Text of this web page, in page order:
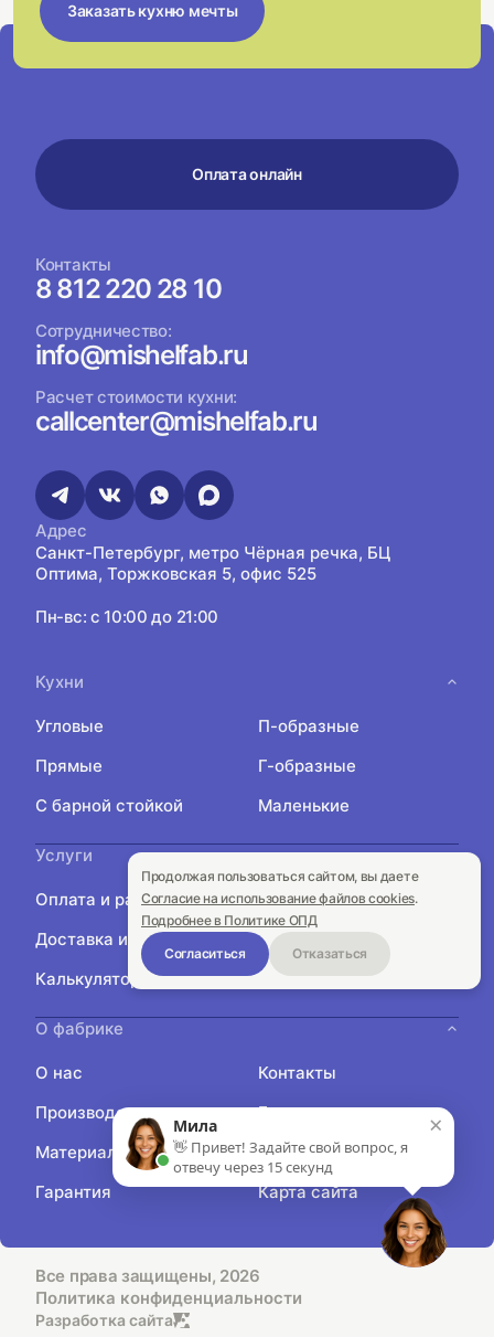
Заказать кухню мечты
Оплата онлайн
Контакты
8 812 220 28 10
Сотрудничество:
info@mishelfab.ru
Расчет стоимости кухни:
callcenter@mishelfab.ru
Адрес
Санкт-Петербург, метро Чёрная речка, БЦ
Оптима, Торжковская 5, офис 525
Пн-вс: с 10:00 до 21:00
Кухни
Угловые
П-образные
Прямые
Г-образные
С барной стойкой
Маленькие
Услуги
Оплата и рассрочка
Акции
Доставка и сборка
Замер
Калькулятор
Подбор кухни
О фабрике
О нас
Контакты
Производство
Блог
Материалы
Отзывы
Гарантия
Карта сайта
Все права защищены, 2026
Политика конфиденциальности
Разработка сайта
Продолжая пользоваться сайтом, вы даете
Согласие на использование файлов cookies.
Подробнее в Политике ОПД
Согласиться
Отказаться
×
Мила
👋 Привет! Задайте свой вопрос, я
отвечу через 15 секунд